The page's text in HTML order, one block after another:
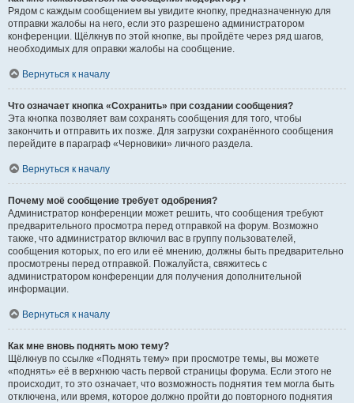
Рядом с каждым сообщением вы увидите кнопку, предназначенную для
отправки жалобы на него, если это разрешено администратором
конференции. Щёлкнув по этой кнопке, вы пройдёте через ряд шагов,
необходимых для оправки жалобы на сообщение.
Вернуться к началу
Что означает кнопка «Сохранить» при создании сообщения?
Эта кнопка позволяет вам сохранять сообщения для того, чтобы
закончить и отправить их позже. Для загрузки сохранённого сообщения
перейдите в параграф «Черновики» личного раздела.
Вернуться к началу
Почему моё сообщение требует одобрения?
Администратор конференции может решить, что сообщения требуют
предварительного просмотра перед отправкой на форум. Возможно
также, что администратор включил вас в группу пользователей,
сообщения которых, по его или её мнению, должны быть предварительно
просмотрены перед отправкой. Пожалуйста, свяжитесь с
администратором конференции для получения дополнительной
информации.
Вернуться к началу
Как мне вновь поднять мою тему?
Щёлкнув по ссылке «Поднять тему» при просмотре темы, вы можете
«поднять» её в верхнюю часть первой страницы форума. Если этого не
происходит, то это означает, что возможность поднятия тем могла быть
отключена, или время, которое должно пройти до повторного поднятия